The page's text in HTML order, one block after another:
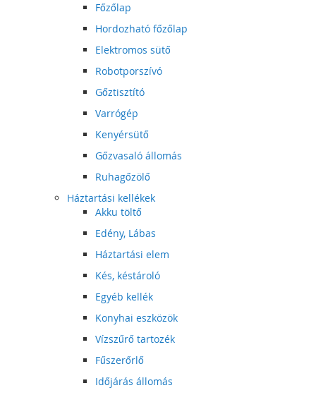
Főzőlap
Hordozható főzőlap
Elektromos sütő
Robotporszívó
Gőztisztító
Varrógép
Kenyérsütő
Gőzvasaló állomás
Ruhagőzölő
Háztartási kellékek
Akku töltő
Edény, Lábas
Háztartási elem
Kés, késtároló
Egyéb kellék
Konyhai eszközök
Vízszűrő tartozék
Fűszerőrlő
Időjárás állomás